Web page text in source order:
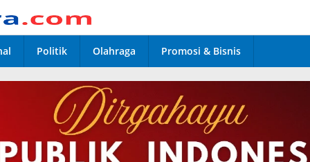
Politik Olahraga Promosi & Bisnis